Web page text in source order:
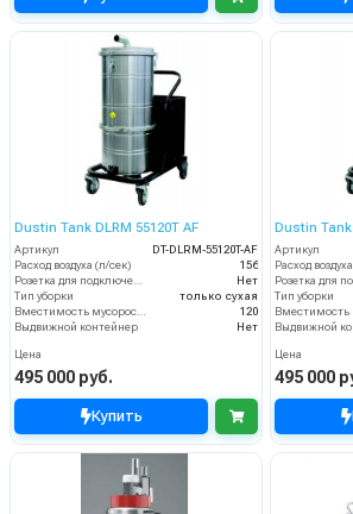
Dustin Tank DLRM 55120T AF
Артикул
DT-DLRM-55120T-AF
Расход воздуха (л/сек)
156
Нет
Тип уборки
только сухая
120
Выдвижной контейнер
Нет
Цена
495 000 руб.
Купить
Dustin Tank
Артикул
Расход
Тип уборки
Выдвижной
Цена
495 000